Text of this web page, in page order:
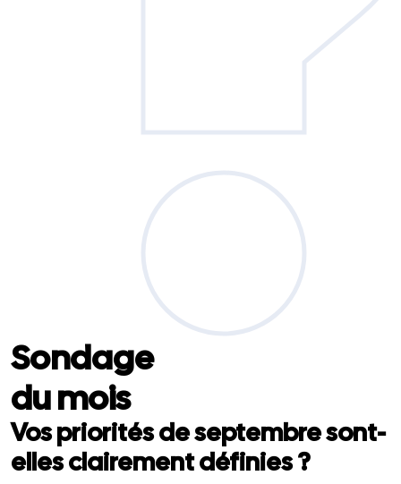
Sondage
du mois
Vos priorités de septembre sont-
elles clairement définies ?